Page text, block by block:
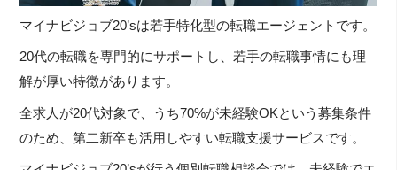
マイナビジョブ20’sは若手特化型の転職エージェントです。
20代の転職を専門的にサポートし、若手の転職事情にも理
解が厚い特徴があります。
全求人が20代対象で、うち70%が未経験OKという募集条件
のため、第二新卒も活用しやすい転職支援サービスです。